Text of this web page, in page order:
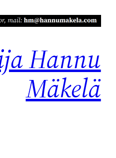
Hannu
Mäkelä